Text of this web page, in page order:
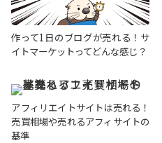
作って1日のブログが売れる！サ
イトマーケットってどんな感じ？
アフィリエイトサイトは売れる！
売買相場や売れるアフィサイトの
基準